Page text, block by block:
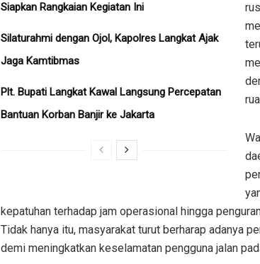
Siapkan Rangkaian Kegiatan Ini
Silaturahmi dengan Ojol, Kapolres Langkat Ajak
Jaga Kamtibmas
Plt. Bupati Langkat Kawal Langsung Percepatan
Bantuan Korban Banjir ke Jakarta
kepatuhan terhadap jam operasional hingga
Tidak hanya itu, masyarakat turut berharap adanya
demi meningkatkan keselamatan pengguna jalan